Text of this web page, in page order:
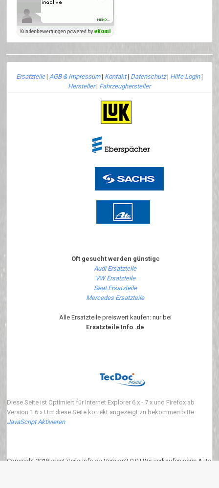
Ersatzteile| AGB & Impressum| Kontakt| Datenschutz| Hilfe Login|
Hersteller| Fahrzeughersteller
Oft gesucht werden günstige
Audi Ersatzteile
VW Ersatzteile
Seat Ersatzteile
Mercedes Ersatzteile
Alle Ersatzteile preiswert kaufen: nur bei
Ersatzteile Info .de
Diese Seite ist Optimiert für Internet Explorer 6.x - 7.x und Firefox ab
Version 1.6.x Um diese Seite korrekt angezeigt zu bekommen bitte
JavaScript Aktivieren
Copyright 2018 ersatzteile-info.de Version3.0.0 | Wir verkaufen neue Auto